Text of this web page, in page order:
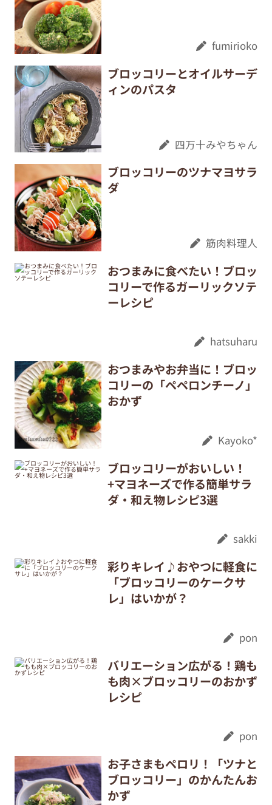
fumirioko
ブロッコリーとオイルサーデ
ィンのパスタ
四万十みやちゃん
ブロッコリーのツナマヨサラ
ダ
筋肉料理人
おつまみに食べたい！ブロッ
コリーで作るガーリックソテ
ーレシピ
hatsuharu
おつまみやお弁当に！ブロッ
コリーの「ペペロンチーノ」
おかず
Kayoko*
ブロッコリーがおいしい！
+マヨネーズで作る簡単サラ
ダ・和え物レシピ3選
sakki
彩りキレイ♪おやつに軽食に
「ブロッコリーのケークサ
レ」はいかが？
pon
バリエーション広がる！鶏も
も肉×ブロッコリーのおかず
レシピ
pon
お子さまもペロリ！「ツナと
ブロッコリー」のかんたんお
かず